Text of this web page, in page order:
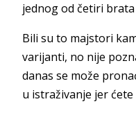
jednog od četiri
Bili su to majstori
varijanti, no nije
danas se može
u istraživanje jer